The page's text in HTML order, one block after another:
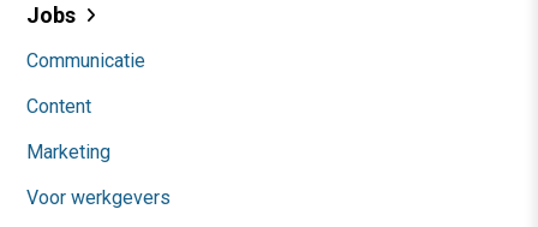
Jobs
Communicatie
Content
Marketing
Voor werkgevers